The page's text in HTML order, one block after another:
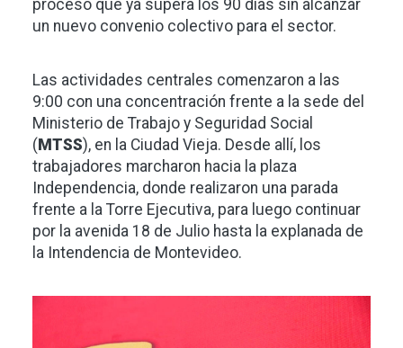
proceso que ya supera los 90 días sin alcanzar
un nuevo convenio colectivo para el sector.
Las actividades centrales comenzaron a las
9:00 con una concentración frente a la sede del
Ministerio de Trabajo y Seguridad Social
( MTSS), en la Ciudad Vieja. Desde allí, los
trabajadores marcharon hacia la plaza
Independencia, donde realizaron una parada
frente a la Torre Ejecutiva, para luego continuar
por la avenida 18 de Julio hasta la explanada de
la Intendencia de Montevideo.